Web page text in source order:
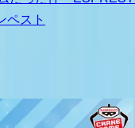
ペスト